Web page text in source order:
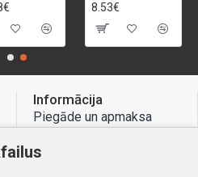
8.53€
Informācija
Piegāde un apmaksa
Atteikuma tiesības